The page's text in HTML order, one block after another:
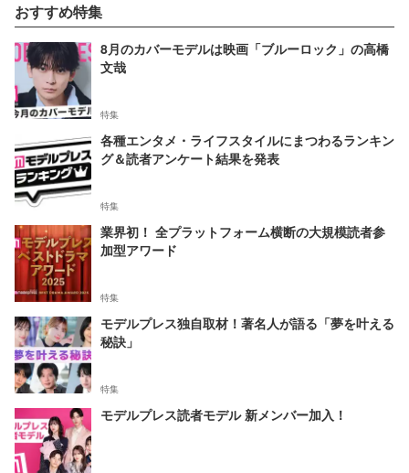
おすすめ特集
8月のカバーモデルは映画「ブルーロック」の高橋
文哉
特集
各種エンタメ・ライフスタイルにまつわるランキン
グ＆読者アンケート結果を発表
特集
業界初！ 全プラットフォーム横断の大規模読者参
加型アワード
特集
モデルプレス独自取材！著名人が語る「夢を叶える
秘訣」
特集
モデルプレス読者モデル 新メンバー加入！